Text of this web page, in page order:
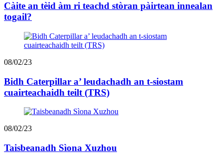
Càite an tèid àm ri teachd stòran pàirtean innealan
togail?
08/02/23
Bidh Caterpillar a’ leudachadh an t-siostam
cuairteachaidh teilt (TRS)
08/02/23
Taisbeanadh Sìona Xuzhou